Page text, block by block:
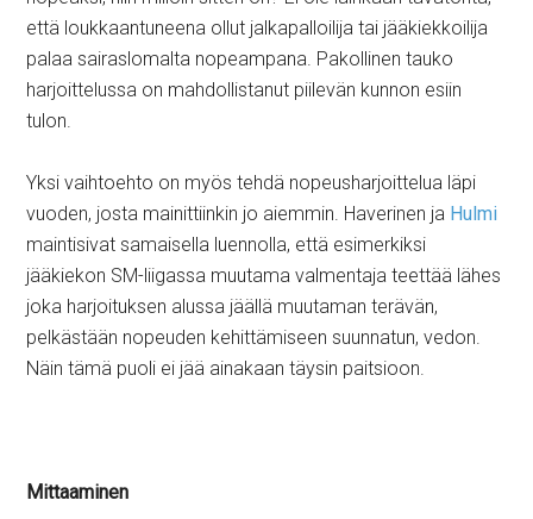
että loukkaantuneena ollut jalkapalloilija tai jääkiekkoilija
palaa sairaslomalta nopeampana. Pakollinen tauko
harjoittelussa on mahdollistanut piilevän kunnon esiin
tulon.
Yksi vaihtoehto on myös tehdä nopeusharjoittelua läpi
vuoden, josta mainittiinkin jo aiemmin. Haverinen ja Hulmi
maintisivat samaisella luennolla, että esimerkiksi
jääkiekon SM-liigassa muutama valmentaja teettää lähes
joka harjoituksen alussa jäällä muutaman terävän,
pelkästään nopeuden kehittämiseen suunnatun, vedon.
Näin tämä puoli ei jää ainakaan täysin paitsioon.
Mittaaminen